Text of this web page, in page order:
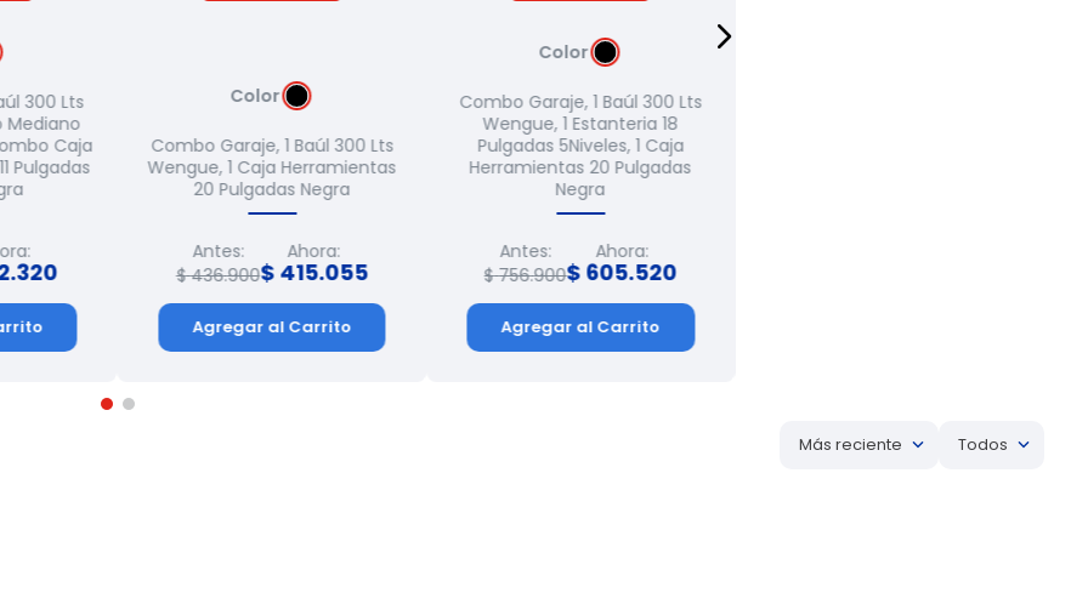
300 Lts
Mediano
Caja
Pulgadas
.320
Color
Combo Garaje, 1 Baúl 300 Lts
Wengue, 1 Caja Herramientas
20 Pulgadas Negra
Antes:
$ 436.900
Ahora:
$ 415.055
Agregar al Carrito
Color
Combo Garaje, 1 Baúl 300 Lts
Wengue, 1 Estanteria 18
Pulgadas 5Niveles, 1 Caja
Herramientas 20 Pulgadas
Negra
Antes:
$ 756.900
Ahora:
$ 605.520
Agregar al Carrito
Más reciente Todos